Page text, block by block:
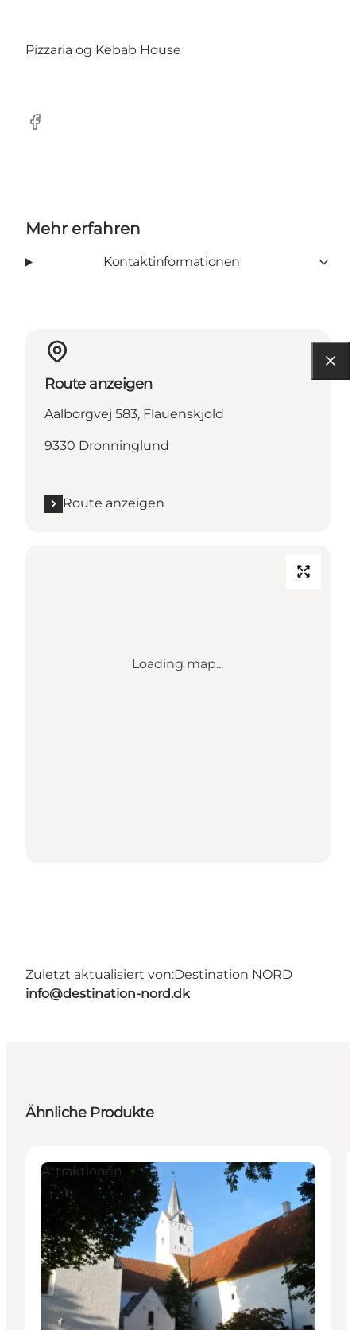
Pizzaria og Kebab House
Facebook
Mehr erfahren
Kontaktinformationen
Route anzeigen
Aalborgvej 583, Flauenskjold
9330 Dronninglund
Route anzeigen
Loading map...
Zuletzt aktualisiert von:Destination NORD
info@destination-nord.dk
Ähnliche Produkte
Attraktionen